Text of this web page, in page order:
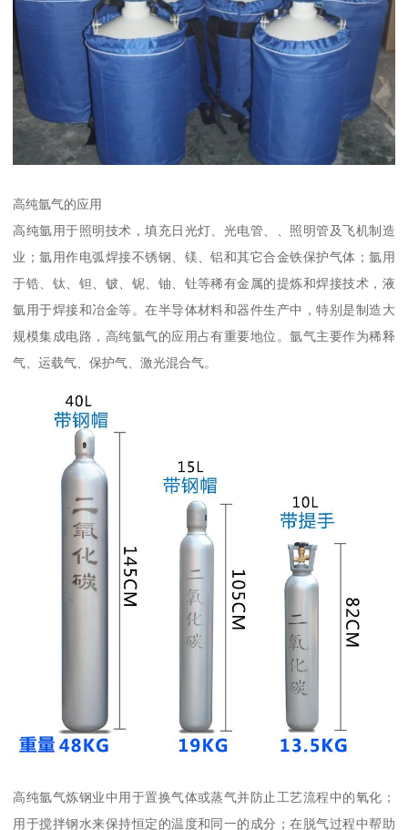
高纯氩气的应用
高纯氩用于照明技术，填充日光灯、光电管、、照明管及飞机制造
业；氩用作电弧焊接不锈钢、镁、铝和其它合金铁保护气体；氩用
于锆、钛、钽、铍、铌、铀、钍等稀有金属的提炼和焊接技术，液
氩用于焊接和冶金等。在半导体材料和器件生产中，特别是制造大
规模集成电路，高纯氩气的应用占有重要地位。氩气主要作为稀释
气、运载气、保护气、激光混合气。
高纯氩气炼钢业中用于置换气体或蒸气并防止工艺流程中的氧化；
用于搅拌钢水来保持恒定的温度和同一的成分；在脱气过程中帮助